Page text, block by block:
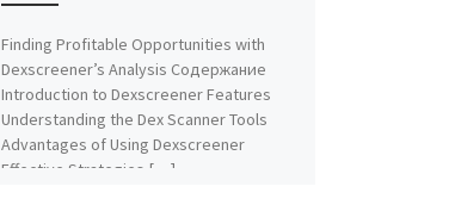
Finding Profitable Opportunities with
Dexscreener’s Analysis Содержание
Introduction to Dexscreener Features
Understanding the Dex Scanner Tools
Advantages of Using Dexscreener
Effective Strategies […]